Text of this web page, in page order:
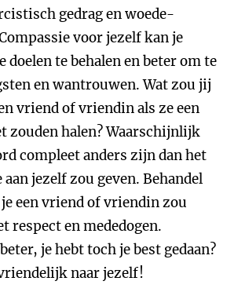
gedrag en woede-
voor jezelf kan je
doelen te behalen en beter om te
en wantrouwen. Wat zou jij
vriend of vriendin als ze een
zouden halen? Waarschijnlijk
compleet anders zijn dan het
jezelf zou geven. Behandel
een vriend of vriendin zou
respect en mededogen.
je hebt toch je best gedaan?
naar jezelf!